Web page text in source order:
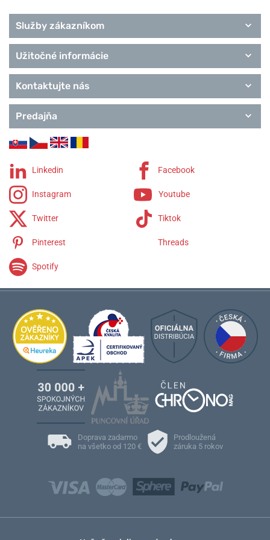
Služby zákazníkom
Užitočné informácie
Kontaktujte nás
Predajňa
Linkedin Facebook
Instagram Youtube
Twitter Tiktok
Pinterest Threads
Spotify
Doprava zadarmo
na všetko od 120 €
Prodloužená
záruka 5 rokov